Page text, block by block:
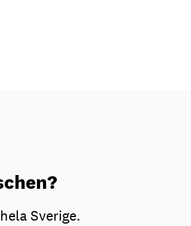
Sverige.